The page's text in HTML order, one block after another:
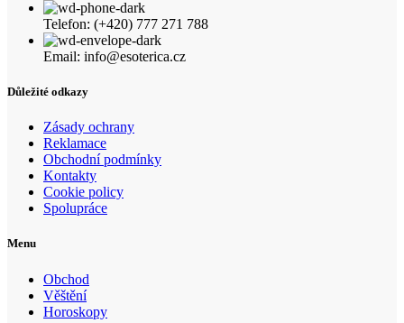
Telefon: (+420) 777 271 788
Email: info@esoterica.cz
Důležité odkazy
Zásady ochrany
Reklamace
Obchodní podmínky
Kontakty
Cookie policy
Spolupráce
Menu
Obchod
Věštění
Horoskopy